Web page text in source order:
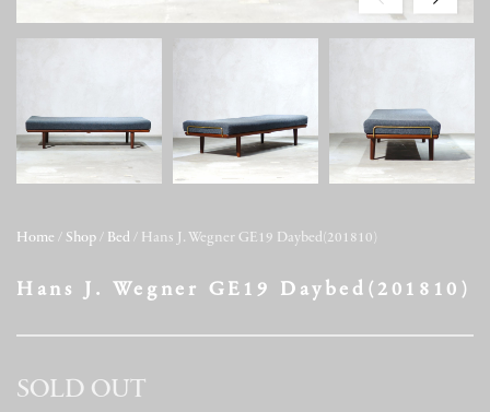
Home / Shop / Bed / Hans J. Wegner GE19 Daybed(201810)
Hans J. Wegner GE19 Daybed(201810)
SOLD OUT